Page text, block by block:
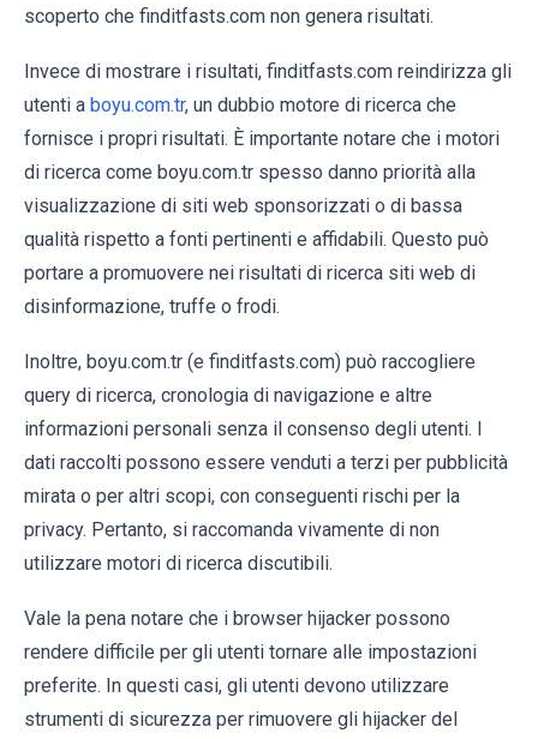
scoperto che finditfasts.com non genera risultati.
Invece di mostrare i risultati, finditfasts.com reindirizza gli
utenti a boyu.com.tr, un dubbio motore di ricerca che
fornisce i propri risultati. È importante notare che i motori
di ricerca come boyu.com.tr spesso danno priorità alla
visualizzazione di siti web sponsorizzati o di bassa
qualità rispetto a fonti pertinenti e affidabili. Questo può
portare a promuovere nei risultati di ricerca siti web di
disinformazione, truffe o frodi.
Inoltre, boyu.com.tr (e finditfasts.com) può raccogliere
query di ricerca, cronologia di navigazione e altre
informazioni personali senza il consenso degli utenti. I
dati raccolti possono essere venduti a terzi per pubblicità
mirata o per altri scopi, con conseguenti rischi per la
privacy. Pertanto, si raccomanda vivamente di non
utilizzare motori di ricerca discutibili.
Vale la pena notare che i browser hijacker possono
rendere difficile per gli utenti tornare alle impostazioni
preferite. In questi casi, gli utenti devono utilizzare
strumenti di sicurezza per rimuovere gli hijacker del